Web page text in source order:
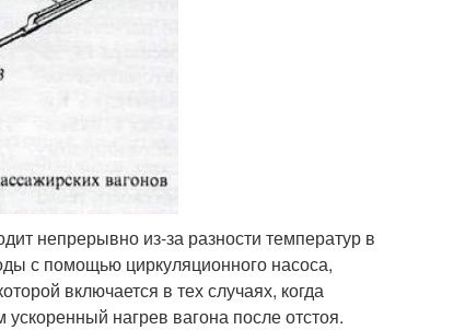
непрерывно из-за разности температур в
с помощью циркуляционного насоса,
включается в тех случаях, когда
нагрев вагона после отстоя.